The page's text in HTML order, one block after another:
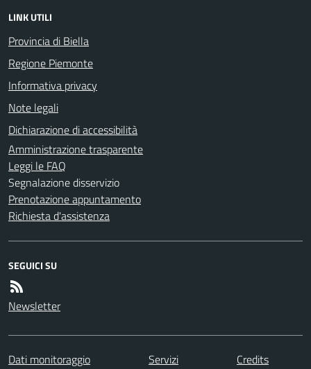
LINK UTILI
Provincia di Biella
Regione Piemonte
Informativa privacy
Note legali
Dichiarazione di accessibilità
Amministrazione trasparente
Leggi le FAQ
Segnalazione disservizio
Prenotazione appuntamento
Richiesta d'assistenza
SEGUICI SU
Newsletter
Dati monitoraggio Servizi
Credits